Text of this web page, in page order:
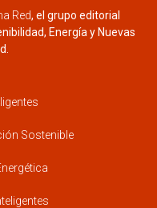
Red, el grupo editorial
Energía y Nuevas
Sostenible